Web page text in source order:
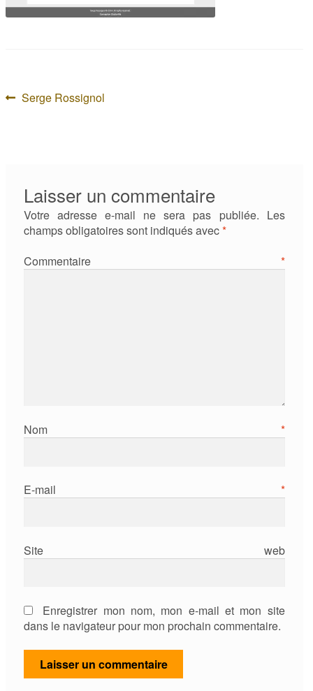
Navigation
Article
Serge Rossignol
Laisser un commentaire
Votre adresse e-mail ne sera pas publiée. Les
champs obligatoires sont indiqués avec*
Commentaire *
Nom *
E-mail *
Site web
Enregistrer mon nom, mon e-mail et mon site
dans le navigateur pour mon prochain commentaire.